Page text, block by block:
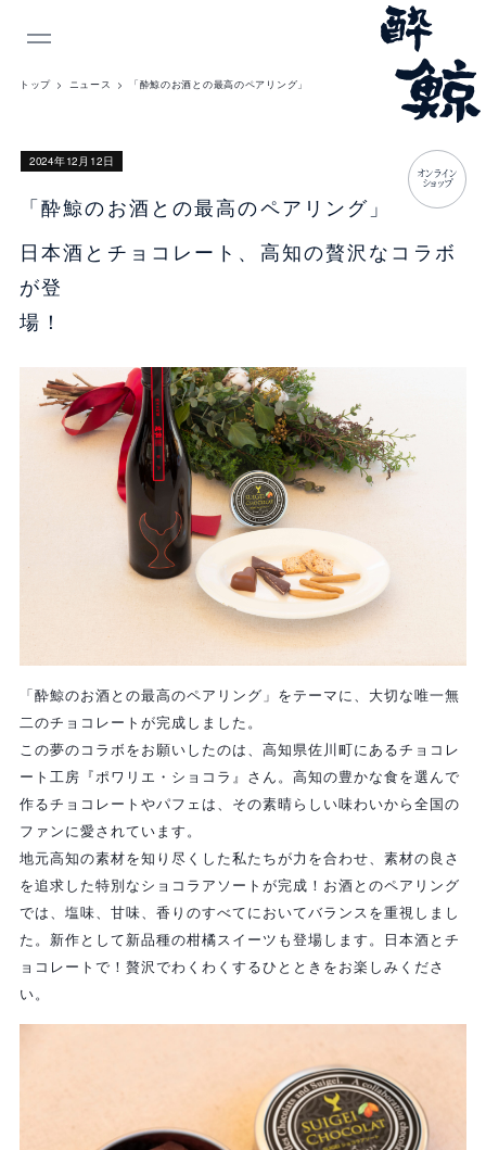
INDEX
トップ ニュース 「酔鯨のお酒との最高のペアリング」
オンライン
ショップ
2024年12月12日
「酔鯨のお酒との最高のペアリング」
日本酒とチョコレート、高知の贅沢なコラボ
が登
場
「酔鯨のお酒との最高のペアリング」をテーマに、大切な唯一無
二のチョコレートが完成しました。
この夢のコラボをお願いしたのは、高知県佐川町にあるチョコレ
ート工房『ポワリエ・ショコラ』さん。高知の豊かな食を選んで
作るチョコレートやパフェは、その素晴らしい味わいから全国の
ファンに愛されています。
地元高知の素材を知り尽くした私たちが力を合わせ、素材の良さ
を追求した特別なショコラアソートが完成！お酒とのペアリング
では、塩味、甘味、香りのすべてにおいてバランスを重視しまし
た。新作として新品種の柑橘スイーツも登場します。日本酒とチ
ョコレートで！贅沢でわくわくするひとときをお楽しみくださ
い。